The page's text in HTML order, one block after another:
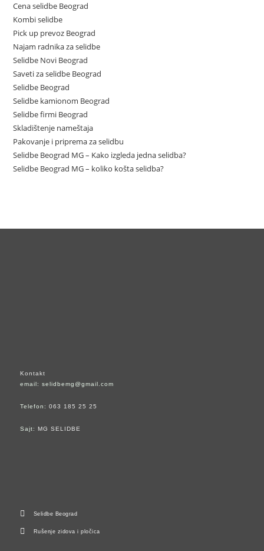
Cena selidbe Beograd
Kombi selidbe
Pick up prevoz Beograd
Najam radnika za selidbe
Selidbe Novi Beograd
Saveti za selidbe Beograd
Selidbe Beograd
Selidbe kamionom Beograd
Selidbe firmi Beograd
Skladištenje nameštaja
Pakovanje i priprema za selidbu
Selidbe Beograd MG – Kako izgleda jedna selidba?
Selidbe Beograd MG – koliko košta selidba?
Kontakt
email: selidbemg@gmail.com
Telefon: 063 185 25 25
Sajt: MG SELIDBE
Selidbe Beograd
Rušenje zidova i pločica